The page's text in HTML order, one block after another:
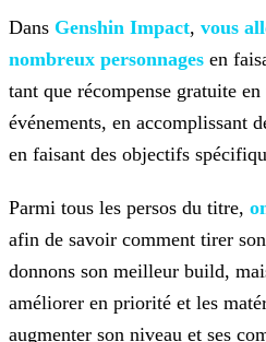
Dans Genshin Impact, vous
nombreux personnages en
tant que récompense gratuite
événements, en accomplissant
en faisant des objectifs
Parmi tous les persos du titre,
afin de savoir comment tirer
donnons son meilleur build,
améliorer en priorité et les
augmenter son niveau et ses